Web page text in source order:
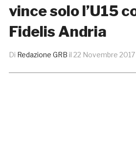
vince solo l’U15
Fidelis Andria
Di Redazione GRB il 22 Novembre 2017